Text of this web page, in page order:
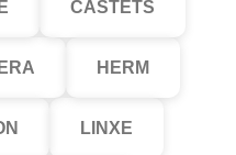
CASTETS
HERM
LINXE